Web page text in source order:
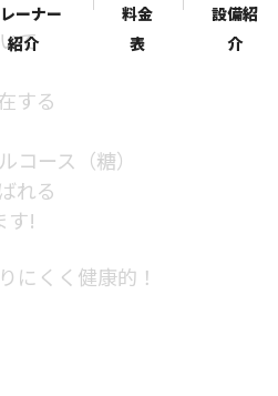
ーナー
紹介
料金
表
設備紹
介
て
する
ース（糖）
れる
す!
にくく健康的！